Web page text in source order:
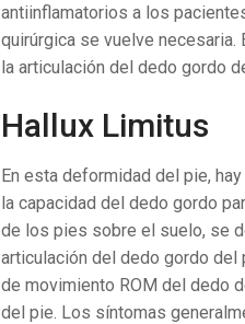
antiinflamatorios a los
quirúrgica se vuelve
la articulación del dedo gordo
Hallux Limitus
En esta deformidad del pie,
la capacidad del dedo gordo
de los pies sobre el suelo, se
articulación del dedo gordo del
de movimiento ROM del dedo
del pie. Los síntomas